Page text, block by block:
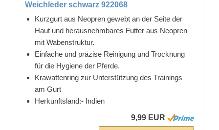
Weichleder schwarz 922068
Kurzgurt aus Neopren gewebt an der Seite der
Haut und herausnehmbares Futter aus Neopren
mit Wabenstruktur.
Einfache und präzise Reinigung und Trocknung
für die Hygiene der Pferde.
Krawattenring zur Unterstützung des Trainings
am Gurt
Herkunftsland:- Indien
9,99 EUR